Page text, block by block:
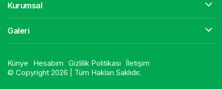
Kurumsal
Galeri
Künye Hesabım Gizlilik Politikası
İletişim
© Copyright 2026 | Tüm Hakları Saklıdır.